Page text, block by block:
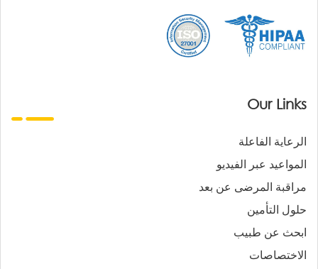
Our Links
الرعاية الفاعلة
المواعيد عبر الفيديو
مراقبة المرضى عن بعد
حلول التأمين
ابحث عن طبيب
الاختصاصات